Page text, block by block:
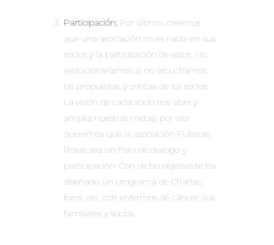
Participación; Por último, creemos
que una asociación no es nada sin sus
socios y la participación de estos. No
evolucionaríamos si no escuchamos
las propuestas y críticas de los socios.
La visión de cada socio nos abre y
amplia nuestras metas, por ello
queremos que la asociación Pulseras
Rosas sea un Foro de dialogo y
participación. Con dicho objetivo se ha
diseñado un programa de Charlas,
foros, etc. con enfermos de cáncer, sus
familiares y socios.